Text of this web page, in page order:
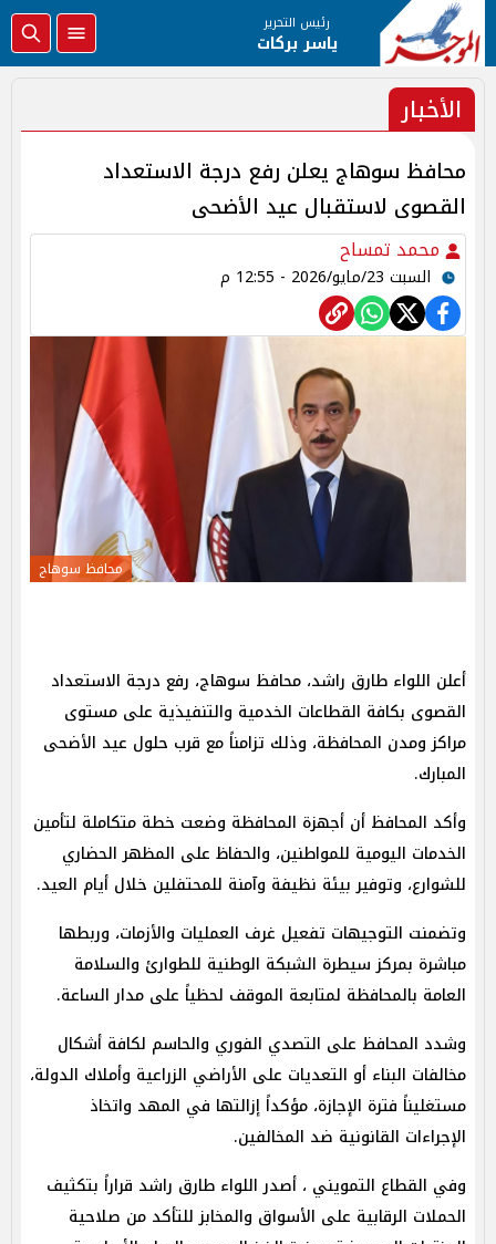
رئيس التحرير
ياسر بركات
الأخبار
محافظ سوهاج يعلن رفع درجة الاستعداد
القصوى لاستقبال عيد الأضحى
محمد تمساح
السبت 23/مايو/2026 - 12:55 م
محافظ سوهاج
أعلن اللواء طارق راشد، محافظ سوهاج، رفع درجة الاستعداد
القصوى بكافة القطاعات الخدمية والتنفيذية على مستوى
مراكز ومدن المحافظة، وذلك تزامناً مع قرب حلول عيد الأضحى
المبارك.
وأكد المحافظ أن أجهزة المحافظة وضعت خطة متكاملة لتأمين
الخدمات اليومية للمواطنين، والحفاظ على المظهر الحضاري
للشوارع، وتوفير بيئة نظيفة وآمنة للمحتفلين خلال أيام العيد.
وتضمنت التوجيهات تفعيل غرف العمليات والأزمات، وربطها
مباشرة بمركز سيطرة الشبكة الوطنية للطوارئ والسلامة
العامة بالمحافظة لمتابعة الموقف لحظياً على مدار الساعة.
وشدد المحافظ على التصدي الفوري والحاسم لكافة أشكال
مخالفات البناء أو التعديات على الأراضي الزراعية وأملاك الدولة،
مستغليناً فترة الإجازة، مؤكداً إزالتها في المهد واتخاذ
الإجراءات القانونية ضد المخالفين.
وفي القطاع التمويني ، أصدر اللواء طارق راشد قراراً بتكثيف
الحملات الرقابية على الأسواق والمخابز للتأكد من صلاحية